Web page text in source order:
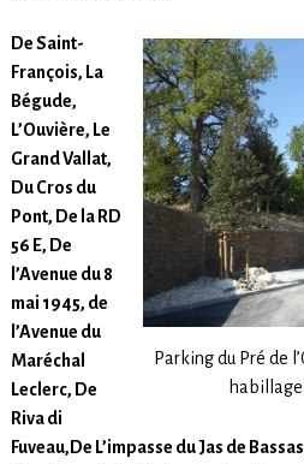
Parking du Pré de
habillage
De Saint-
François, La
Bégude,
L’Ouvière, Le
Grand Vallat,
Du Cros du
Pont, De la RD
56 E, De
l’Avenue du 8
mai 1945, de
l’Avenue du
Maréchal
Leclerc, De
Riva di
Fuveau,De L’impasse du Jas de